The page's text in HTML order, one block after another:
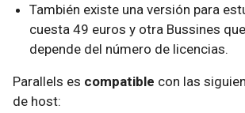
También existe una versión para
cuesta 49 euros y otra Bussines
depende del número de licencias.
Parallels es compatible con las
de host: